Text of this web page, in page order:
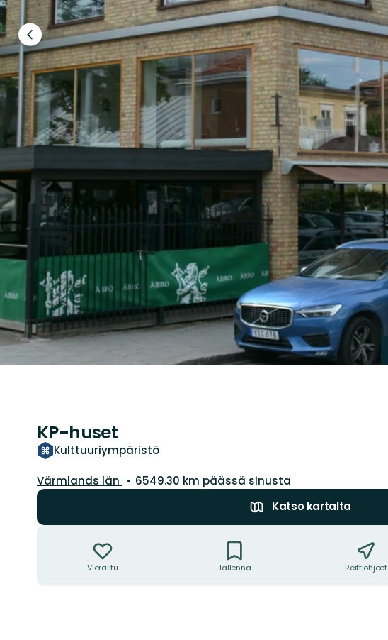
Edellinen
dia
KP-huset
Kulttuuriympäristö
Kunta:
Värmlands län
6549.30 km päässä sinusta
Katso kartalta
Vierailtu Tallenna Reittiohjeet